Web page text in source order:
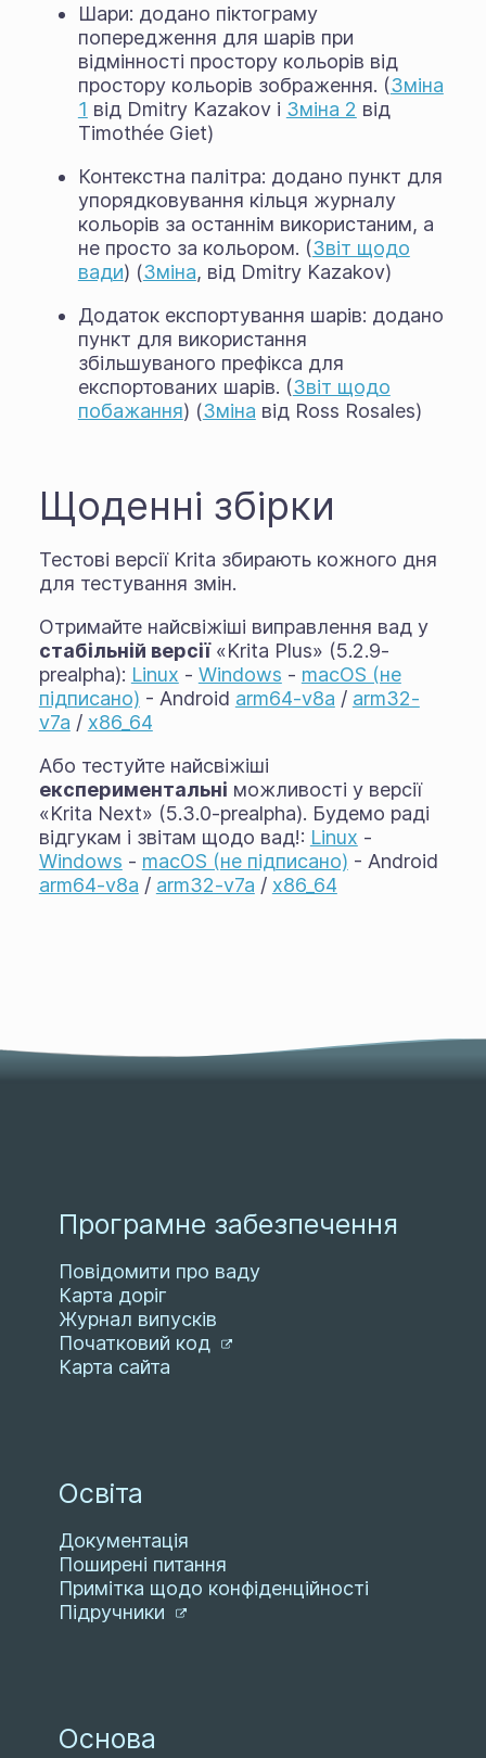
Шари: додано піктограму
попередження для шарів при
відмінності простору кольорів від
простору кольорів зображення. (Зміна
1 від Dmitry Kazakov і Зміна 2 від
Timothée Giet)
Контекстна палітра: додано пункт для
упорядковування кільця журналу
кольорів за останнім використаним, а
не просто за кольором. (Звіт щодо
вади) (Зміна, від Dmitry Kazakov)
Додаток експортування шарів: додано
пункт для використання
збільшуваного префікса для
експортованих шарів. (Звіт щодо
побажання) (Зміна від Ross Rosales)
Щоденні збірки
Тестові версії Krita збирають кожного дня
для тестування змін.
Отримайте найсвіжіші виправлення вад у
стабільній версії«Krita Plus» (5.2.9-
prealpha): Linux - Windows - macOS (не
підписано) - Android arm64-v8a / arm32-
v7a / x86_64
Або тестуйте найсвіжіші
експериментальні можливості у версії
«Krita Next» (5.3.0-prealpha). Будемо раді
відгукам і звітам щодо вад!: Linux -
Windows - macOS (не підписано) - Android
arm64-v8a / arm32-v7a / x86_64
Програмне забезпечення
Повідомити про ваду
Карта доріг
Журнал випусків
Початковий код
Карта сайта
Освіта
Документація
Поширені питання
Примітка щодо конфіденційності
Підручники
Основа